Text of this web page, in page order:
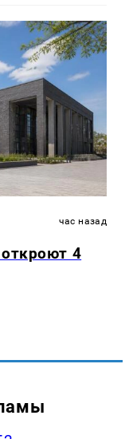
час назад
откроют 4